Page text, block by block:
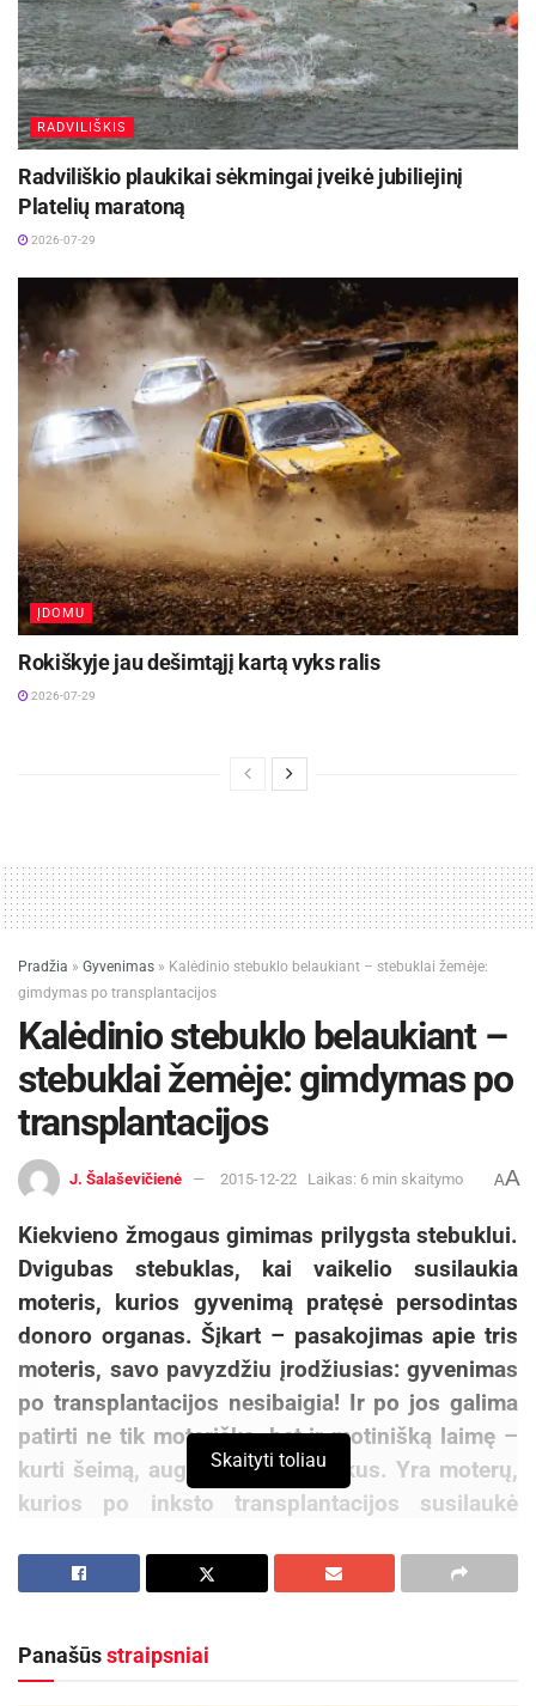
RADVILIŠKIS
Radviliškio plaukikai sėkmingai įveikė jubiliejinį
Platelių maratoną
2026-07-29
ĮDOMU
Rokiškyje jau dešimtąjį kartą vyks ralis
2026-07-29
Pradžia » Gyvenimas » Kalėdinio stebuklo belaukiant – stebuklai žemėje:
gimdymas po transplantacijos
Kalėdinio stebuklo belaukiant –
stebuklai žemėje: gimdymas po
transplantacijos
J. Šalaševičienė 2015-12-22 Laikas: 6 min skaitymo AA
Kiekvieno žmogaus gimimas prilygsta stebuklui.
Dvigubas stebuklas, kai vaikelio susilaukia
moteris, kurios gyvenimą pratęsė persodintas
donoro organas. Šįkart – pasakojimas apie tris
moteris, savo pavyzdžiu įrodžiusias: gyvenimas
po transplantacijos nesibaigia! Ir po jos galima
patirti ne tik moterišką, bet ir motinišką laimę –
kurti šeimą, auginti sveikus vaikus. Yra moterų,
kurios po inksto transplantacijos susilaukė
Šiame straipsnyje – kelios istorijos moterų,
Trys istorijos su laiminga pabaiga
Skaityti toliau
Panašūsstraipsniai